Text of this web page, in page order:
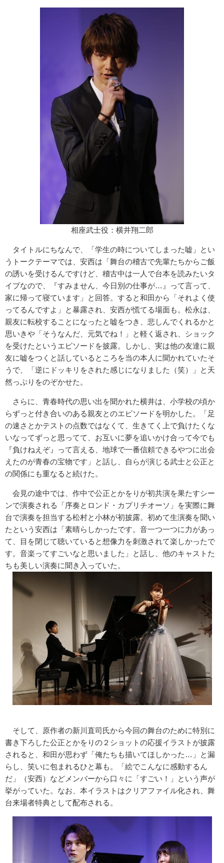
相座武士役：横井翔二郎
タイトルにちなんで、「学生の時についてしまった嘘」とい
うトークテーマでは、安西は「舞台の稽古で先輩たちからご飯
の誘いを受けるんですけど、稽古中は一人で台本を読みたいタ
イプなので、『すみません、今日別の仕事が…』って言って、
家に帰って寝ています」と回答。すると和田から「それよく使
ってるんですよ」と暴露され、安西が慌てる場面も。松永は、
親友に転校することになったと嘘をつき、悲しんでくれるかと
思いきや「そうなんだ、元気でね！」と軽く返され、ショック
を受けたというエピソードを披露。しかし、実は他の友達に親
友に嘘をつくと話しているところを当の本人に聞かれていたそ
うで、「逆にドッキリをされた感じになりました（笑）」と天
然っぷりをのぞかせた。
さらに、青春時代の思い出を聞かれた横井は、小学校の頃か
らずっと付き合いのある親友とのエピソードを明かした。「足
の速さとかテストの点数ではなくて、生きてく上で負けたくな
いなってずっと思ってて、お互いに夢を追いかけ合って今でも
『負けねえぞ』って言える、地球で一番信頼できるやつに出会
えたのが青春の宝物です」と話し、自らが演じる武士と公正と
の関係にも重なると続けた。
会見の途中では、作中で公正とかをりが初共演を果たすシー
ンで演奏される「序奏とロンド・カプリチオーソ」を実際に舞
台で演奏を担当する松村と小林が初披露。初めて生演奏を聞い
たという安西は「素晴らしかったです。音一つ一つに力があっ
て、目を閉じて聴いていると想像力を刺激されて楽しかったで
す。音楽ってすごいなと思いました」と話し、他のキャストた
ちも美しい演奏に聞き入っていた。
そして、原作者の新川直司氏から今回の舞台のために特別に
書き下ろした公正とかをりの２ショットの応援イラストが披露
されると、和田が思わず「俺たちも描いてほしかった…」と漏
らし、笑いに包まれるひと幕も。「絵でこんなに感動するん
だ」（安西）などメンバーから口々に「すごい！」という声が
挙がっていた。なお、本イラストはクリアファイル化され、舞
台来場者特典として配布される。